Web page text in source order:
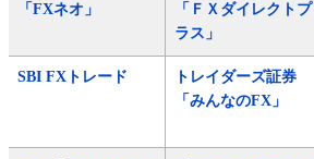
「FXネオ」
「ＦＸダイレクトプ
ラス」
SBI FXトレード
トレイダーズ証券
「みんなのFX」